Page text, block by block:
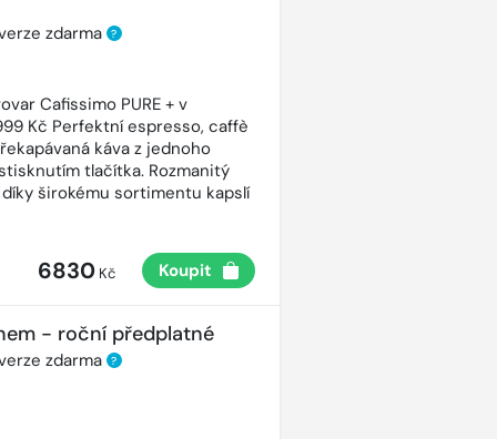
zdarma ?
Cafissimo PURE + v
Kč Perfektní espresso, caffè
káva z jednoho
tlačítka. Rozmanitý
širokému sortimentu kapslí
6830Kč Koupit
- roční předplatné
zdarma ?